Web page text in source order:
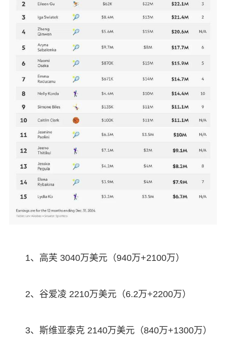
1、高芙 3040万美元（940万+2100万）
2、谷爱凌 2210万美元（6.2万+2200万）
3、斯维亚泰克 2140万美元（840万+1300万）